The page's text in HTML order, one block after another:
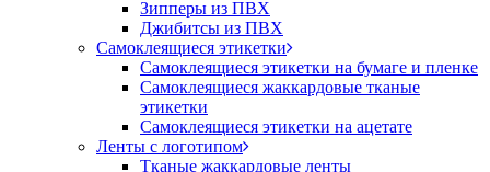
Зипперы из ПВХ
Джибитсы из ПВХ
Самоклеящиеся этикетки
Самоклеящиеся этикетки на бумаге и пленке
Самоклеящиеся жаккардовые тканые
этикетки
Самоклеящиеся этикетки на ацетате
Ленты с логотипом
Тканые жаккардовые ленты